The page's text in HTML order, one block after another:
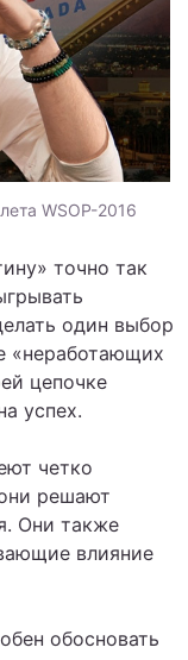
WSOP-2016
точно так
один выбор
«неработающих
цепочке
успех.
четко
решают
Они также
влияние
обосновать